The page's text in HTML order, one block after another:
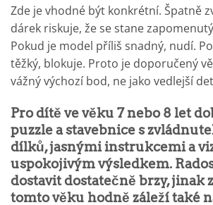
Zde je vhodné být konkrétní. Špatně
dárek riskuje, že se stane
Pokud je model příliš snadný, nudí.
těžký, blokuje. Proto je doporučený
vážný výchozí bod, ne jako vedlejší
Pro dítě ve věku 7 nebo 8 let
puzzle a stavebnice s
dílků, jasnými instrukcemi a
uspokojivým výsledkem.
dostavit dostatečně brzy, jinak
tomto věku hodně záleží také